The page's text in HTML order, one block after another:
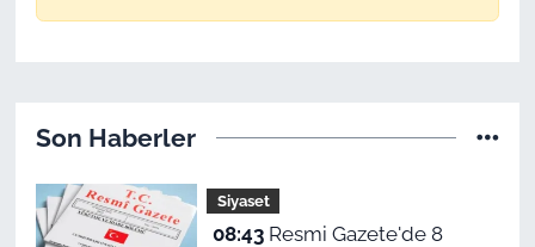
Son Haberler
Siyaset
08:43Resmi Gazete'de 8